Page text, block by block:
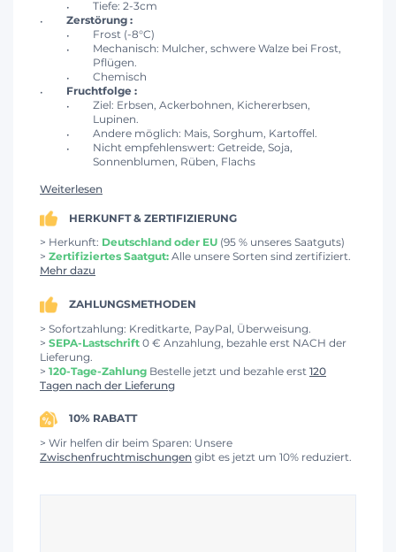
Tiefe: 2-3cm
Zerstörung :
Frost (-8°C)
Mechanisch: Mulcher, schwere Walze bei Frost,
Pflügen.
Chemisch
Fruchtfolge :
Ziel: Erbsen, Ackerbohnen, Kichererbsen,
Lupinen.
Andere möglich: Mais, Sorghum, Kartoffel.
Nicht empfehlenswert: Getreide, Soja,
Sonnenblumen, Rüben, Flachs
Weiterlesen
HERKUNFT & ZERTIFIZIERUNG
> Herkunft: Deutschland oder EU (95 % unseres Saatguts)
> Zertifiziertes Saatgut: Alle unsere Sorten sind zertifiziert.
Mehr dazu
ZAHLUNGSMETHODEN
> Sofortzahlung: Kreditkarte, PayPal, Überweisung.
> SEPA-Lastschrift 0 € Anzahlung, bezahle erst NACH der
Lieferung.
> 120-Tage-Zahlung Bestelle jetzt und bezahle erst 120
Tagen nach der Lieferung
10% RABATT
> Wir helfen dir beim Sparen: Unsere
Zwischenfruchtmischungen gibt es jetzt um 10% reduziert.